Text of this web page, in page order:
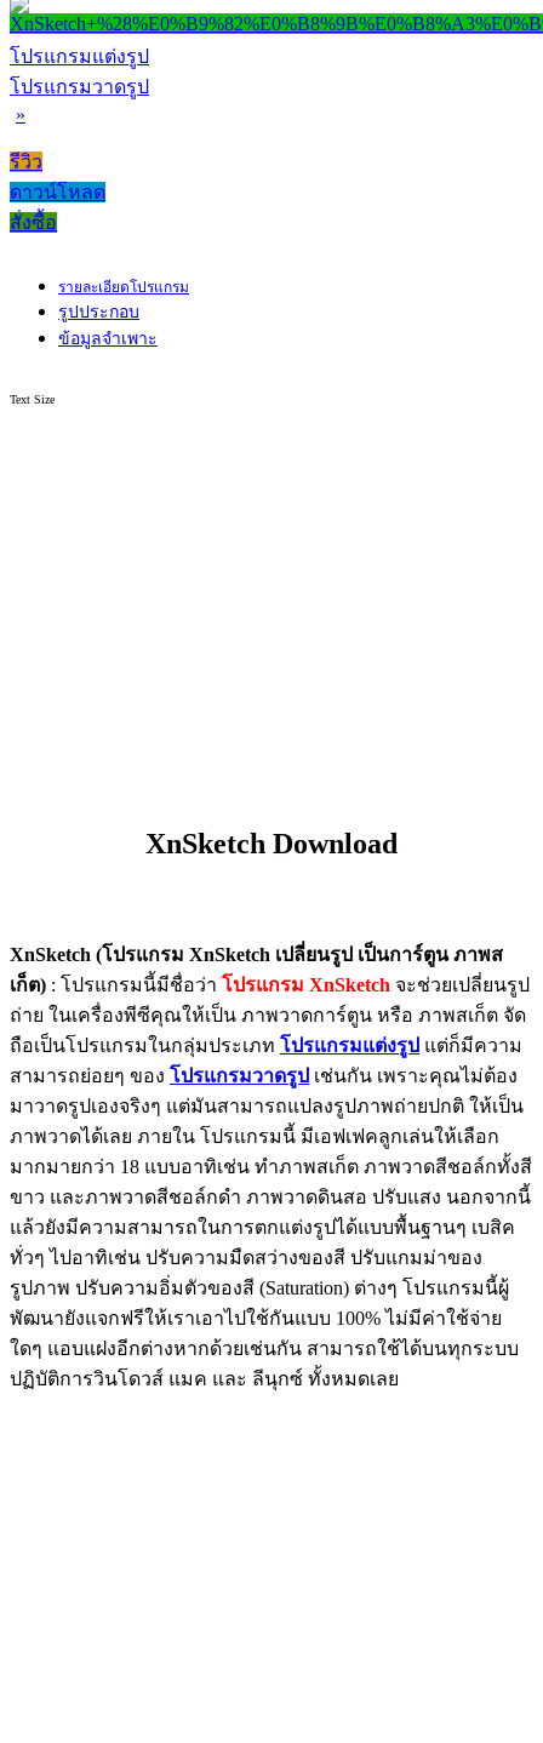
โปรแกรมแต่งรูป
โปรแกรมวาดรูป
»
รีวิว
ดาวน์โหลด
สั่งซื้อ
รายละเอียดโปรแกรม
รูปประกอบ
ข้อมูลจำเพาะ
Text Size
XnSketch Download
XnSketch (โปรแกรม XnSketch เปลี่ยนรูป เป็นการ์ตูน ภาพส
เก็ต) : โปรแกรมนี้มีชื่อว่า โปรแกรม XnSketch จะช่วยเปลี่ยนรูป
ถ่าย ในเครื่องพีซีคุณให้เป็น ภาพวาดการ์ตูน หรือ ภาพสเก็ต จัด
ถือเป็นโปรแกรมในกลุ่มประเภท โปรแกรมแต่งรูป แต่ก็มีความ
สามารถย่อยๆ ของ โปรแกรมวาดรูป เช่นกัน เพราะคุณไม่ต้อง
มาวาดรูปเองจริงๆ แต่มันสามารถแปลงรูปภาพถ่ายปกติ ให้เป็น
ภาพวาดได้เลย ภายใน โปรแกรมนี้ มีเอฟเฟคลูกเล่นให้เลือก
มากมายกว่า 18 แบบอาทิเช่น ทำภาพสเก็ต ภาพวาดสีชอล์กทั้งสี
ขาว และภาพวาดสีชอล์กดำ ภาพวาดดินสอ ปรับแสง นอกจากนี้
แล้วยังมีความสามารถในการตกแต่งรูปได้แบบพื้นฐานๆ เบสิค
ทั่วๆ ไปอาทิเช่น ปรับความมืดสว่างของสี ปรับแกมม่าของ
รูปภาพ ปรับความอิ่มตัวของสี (Saturation) ต่างๆ โปรแกรมนี้ผู้
พัฒนายังแจกฟรีให้เราเอาไปใช้กันแบบ 100% ไม่มีค่าใช้จ่าย
ใดๆ แอบแฝงอีกต่างหากด้วยเช่นกัน สามารถใช้ได้บนทุกระบบ
ปฏิบัติการวินโดวส์ แมค และ ลีนุกซ์ ทั้งหมดเลย